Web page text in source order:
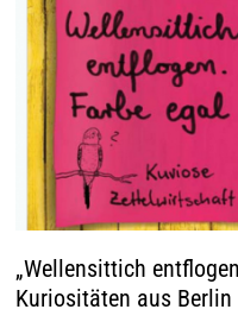
„Wellensittich
Kuriositäten aus Berlin